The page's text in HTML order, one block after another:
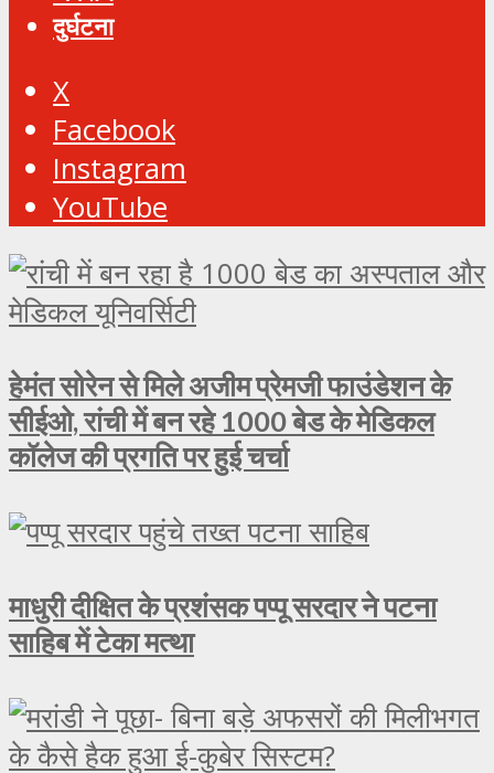
दुर्घटना
X
Facebook
Instagram
YouTube
हेमंत सोरेन से मिले अजीम प्रेमजी फाउंडेशन के
सीईओ, रांची में बन रहे 1000 बेड के मेडिकल
कॉलेज की प्रगति पर हुई चर्चा
माधुरी दीक्षित के प्रशंसक पप्पू सरदार ने पटना
साहिब में टेका मत्था